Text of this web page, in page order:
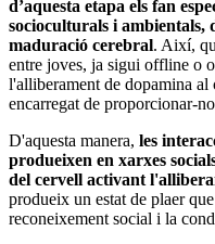
d’aquesta etapa els fan
socioculturals i ambientals,
maduració cerebral. Així,
entre joves, ja sigui offline o
l'alliberament de dopamina
encarregat de proporcionar-
D'aquesta manera, les
produeixen en xarxes
del cervell activant
produeix un estat de plaer
reconeixement social i la